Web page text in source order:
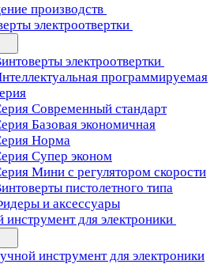
производств
электроотвертки
электроотвертки
программируемая
Современный стандарт
Базовая экономичная
Норма
Cупер эконом
Мини с регулятором скорости
пистолетного типа
и аксессуары
инструмент для электроники
инструмент для электроники